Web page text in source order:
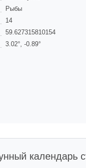
Рыбы
14
59.627315810154
3.02°, -0.89°
календарь